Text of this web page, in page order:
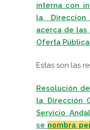
interna con
la
acerca de
Oferta
Estas son las
Resolución
la Dirección
Servicio
se nombra